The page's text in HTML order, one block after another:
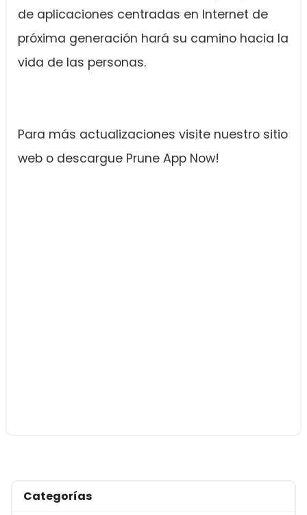
de aplicaciones centradas en Internet de
próxima generación hará su camino hacia la
vida de las personas.
Para más actualizaciones visite nuestro sitio
web o descargue Prune App Now!
Categorías